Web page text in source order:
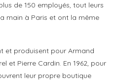
de 150 employés, tout leurs
main à Paris et ont la même
et produisent pour Armand
et Pierre Cardin. En 1962, pour
leur propre boutique